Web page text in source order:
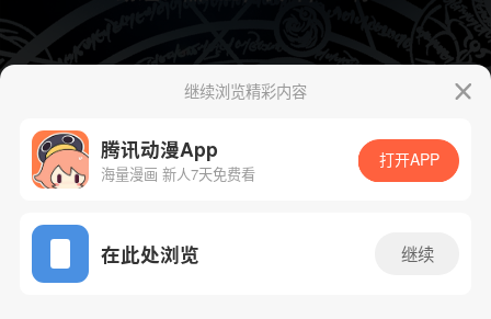
App免费看
下一话 腾漫App免费看
继续浏览精彩内容
腾讯动漫App
海量漫画 新人7天免费看
打开APP
在此处浏览 继续